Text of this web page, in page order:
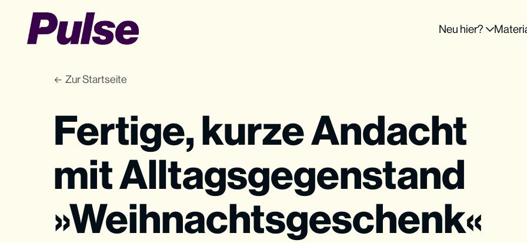
Neu hier?
Zur Startseite
Fertige, kurze Andacht
mit Alltagsgegenstand
»Weihnachtsgeschenk«